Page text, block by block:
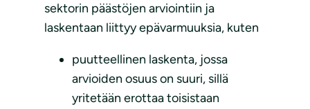
sektorin päästöjen arviointiin ja
laskentaan liittyy epävarmuuksia, kuten
puutteellinen laskenta, jossa
arvioiden osuus on suuri, sillä
yritetään erottaa toisistaan